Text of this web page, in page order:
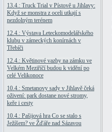
13.4.: Truck Trial v Pístově u Jihlavy:
Když se monstra z oceli utkají s
nezdolným terénem
12.4.: Výstava Leteckomodelářského
klubu v zámeckých konírnách v
Třebíči
12.4.: Květinové vazby na zámku ve
Velkém Meziříčí budou k vidění po
celé Velikonoce
10.4.: Smetanovy sady v Jihlavě čeká
oživení: park dostane nové stromy,
keře i cesty
10.4.: Pašijová hra Co se stalo s
Ježíšem? ve Žďáře nad Sázavou